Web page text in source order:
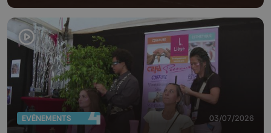
EVÈNEMENTS 03/07/2026